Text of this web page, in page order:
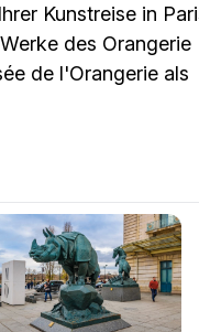
Kunstreise in
des Orangerie
de l'Orangerie als